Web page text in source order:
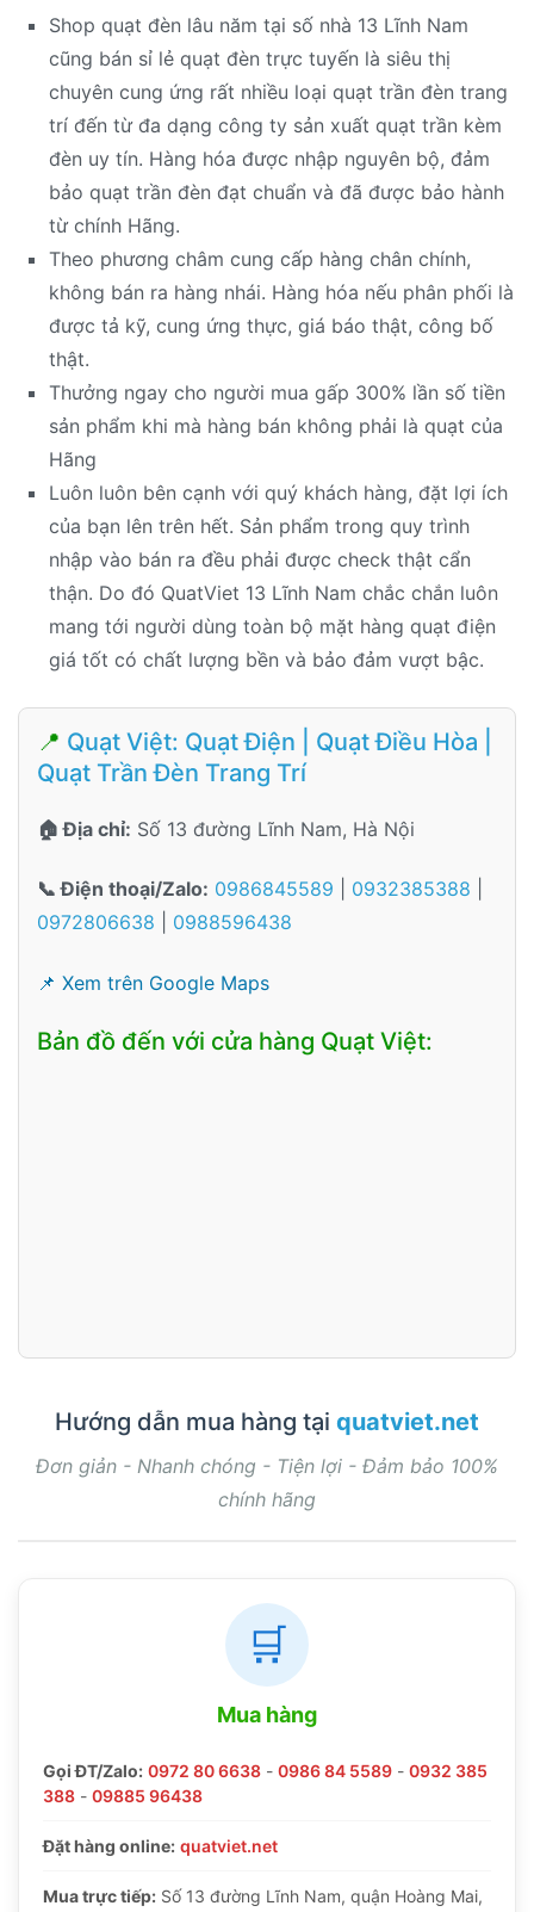
Shop quạt đèn lâu năm tại số nhà 13 Lĩnh Nam
cũng bán sỉ lẻ quạt đèn trực tuyến là siêu thị
chuyên cung ứng rất nhiều loại quạt trần đèn trang
trí đến từ đa dạng công ty sản xuất quạt trần kèm
đèn uy tín. Hàng hóa được nhập nguyên bộ, đảm
bảo quạt trần đèn đạt chuẩn và đã được bảo hành
từ chính Hãng.
Theo phương châm cung cấp hàng chân chính,
không bán ra hàng nhái. Hàng hóa nếu phân phối là
được tả kỹ, cung ứng thực, giá báo thật, công bố
thật.
Thưởng ngay cho người mua gấp 300% lần số tiền
sản phẩm khi mà hàng bán không phải là quạt của
Hãng
Luôn luôn bên cạnh với quý khách hàng, đặt lợi ích
của bạn lên trên hết. Sản phẩm trong quy trình
nhập vào bán ra đều phải được check thật cẩn
thận. Do đó QuatViet 13 Lĩnh Nam chắc chắn luôn
mang tới người dùng toàn bộ mặt hàng quạt điện
giá tốt có chất lượng bền và bảo đảm vượt bậc.
📍 Quạt Việt: Quạt Điện | Quạt Điều Hòa |
Quạt Trần Đèn Trang Trí
🏠 Địa chỉ: Số 13 đường Lĩnh Nam, Hà Nội
📞 Điện thoại/Zalo: 0986845589 0932385388
0972806638
0988596438
📌 Xem trên Google Maps
Bản đồ đến với cửa hàng Quạt Việt:
Hướng dẫn mua hàng tại quatviet.net
Đơn giản - Nhanh chóng - Tiện lợi - Đảm bảo 100%
chính hãng
🛒
Mua hàng
Gọi ĐT/Zalo: 0972 80 6638 - 0986 84 5589 - 0932 385
388 - 09885 96438
Đặt hàng online: quatviet.net
Mua trực tiếp: Số 13 đường Lĩnh Nam, quận Hoàng Mai,